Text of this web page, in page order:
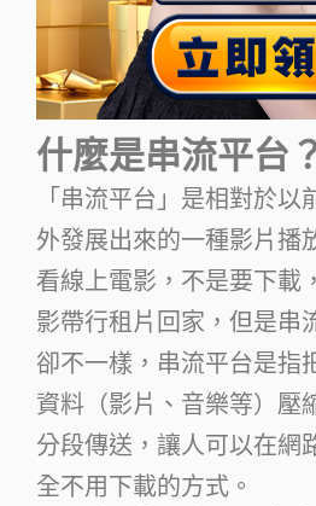
什麼是串流平台
「串流平台」是相對於以
外發展出來的一種影片播
看線上電影，不是要下載
影帶行租片回家，但是串
卻不一樣，串流平台是指
資料（影片、音樂等）壓
分段傳送，讓人可以在網
全不用下載的方式。